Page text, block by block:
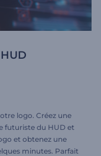
logo. Créez une
futuriste du HUD et
et obtenez une
minutes. Parfait